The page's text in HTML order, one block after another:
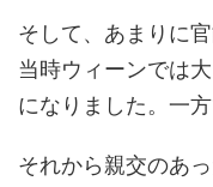
そして、あまりに
当時ウィーンでは
になりました。一
それから親交のあ